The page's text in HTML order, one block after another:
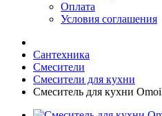
Оплата
Условия соглашения
Сантехника
Смесители
Смесители для кухни
Смеситель для кухни